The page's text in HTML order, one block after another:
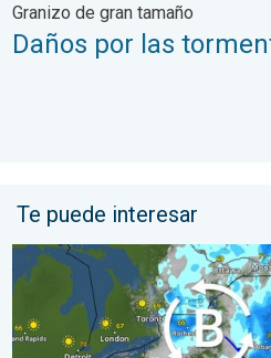
Granizo de gran tamaño
Daños por las
Te puede interesar
Lluvias intensas en el noreste.